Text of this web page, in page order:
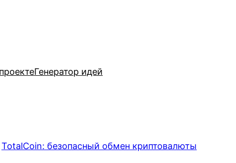
Генератор идей
TotalCoin: безопасный обмен криптовалюты